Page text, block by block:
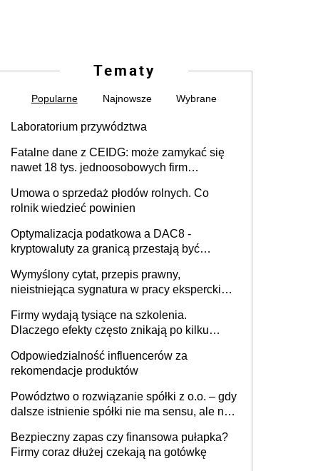
Tematy
Popularne Najnowsze Wybrane
Laboratorium przywództwa
Fatalne dane z CEIDG: może zamykać się
nawet 18 tys. jednoosobowych firm
Umowa o sprzedaż płodów rolnych. Co
rolnik wiedzieć powinien
Optymalizacja podatkowa a DAC8 -
kryptowaluty za granicą przestają być
Wymyślony cytat, przepis prawny,
nieistniejąca sygnatura w pracy eksperckiej -
firmie
Firmy wydają tysiące na szkolenia.
Dlaczego efekty często znikają po kilku
Odpowiedzialność influencerów za
rekomendacje produktów
Powództwo o rozwiązanie spółki z o.o. – gdy
dalsze istnienie spółki nie ma sensu, ale nie
Bezpieczny zapas czy finansowa pułapka?
Firmy coraz dłużej czekają na gotówkę